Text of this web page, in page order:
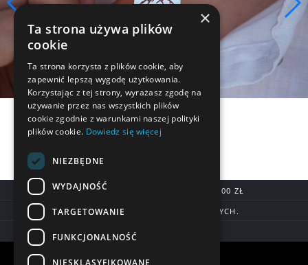
DARMOWA DOSTAWA OD 200,00 ZŁ
DOSTAWA DO 7 DNI ROBOCZYCH.
BLIK, SZYBKIE PRZELEWY
×
Ta strona używa plików
cookie
Ta strona korzysta z plików cookie, aby
zapewnić lepszą wygodę użytkowania.
Korzystając z tej strony, wyrażasz zgodę na
używanie przez nas wszystkich plików
cookie zgodnie z warunkami naszej polityki
plików cookie. Dowiedz się więcej
NIEZBĘDNE
WYDAJNOŚĆ
TARGETOWANIE
FUNKCJONALNOŚĆ
NIESKLASYFIKOWANE